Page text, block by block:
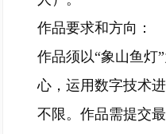
作品要求和方向：
作品须以“象山鱼灯
心，运用数字技术
不限。作品需提交